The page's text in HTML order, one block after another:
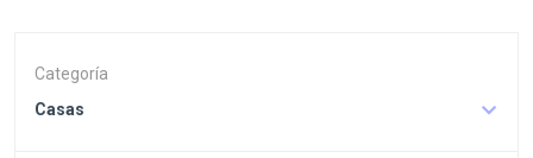
Categoría
Casas